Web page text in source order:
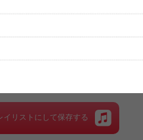
されませんので、あらかじめご了承ください。
サイト「
イリストにして保存する